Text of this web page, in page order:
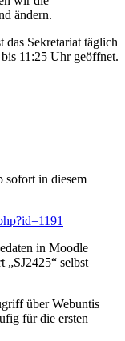
ändern.
Sekretariat täglich
11:25 Uhr geöffnet.
sofort in diesem
in Moodle
selbst
über Webuntis
für die ersten